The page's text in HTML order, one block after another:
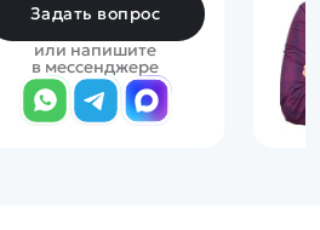
Задать вопрос
или напишите
в мессенджере